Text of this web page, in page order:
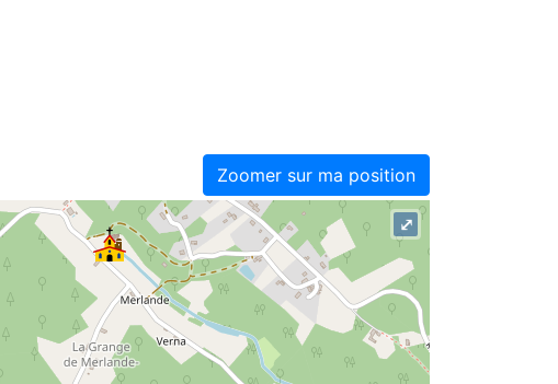
Zoomer sur ma position
⤢